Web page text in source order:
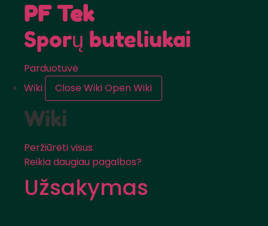
PF Tek
Sporų buteliukai
Parduotuvė
Wiki
Close WikiOpen Wiki
Wiki
Peržiūrėti visus
Reikia daugiau pagalbos?
Užsakymas